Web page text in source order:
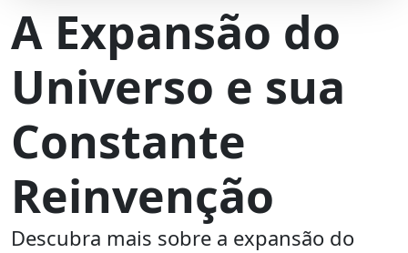
A Expansão do
Universo e sua
Constante
Reinvenção
Descubra mais sobre a expansão do